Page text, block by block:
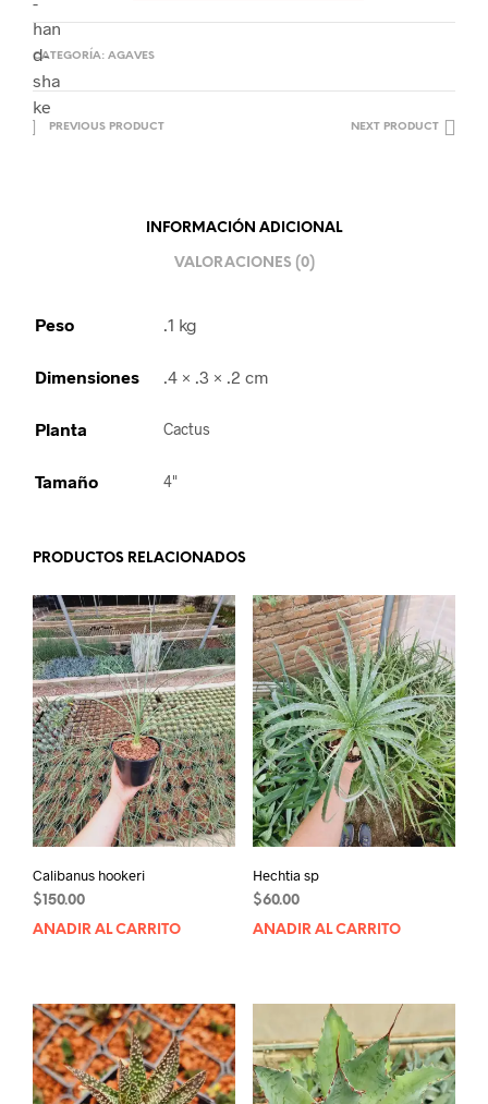
CATEGORÍA: AGAVES
PREVIOUS PRODUCT NEXT PRODUCT
INFORMACIÓN ADICIONAL
VALORACIONES (0)
Peso .1 kg
Dimensiones .4 × .3 × .2 cm
Planta Cactus
Tamaño 4"
PRODUCTOS RELACIONADOS
Calibanus hookeri
$ 150.00
AÑADIR AL CARRITO
Hechtia sp
$60.00
AÑADIR AL CARRITO